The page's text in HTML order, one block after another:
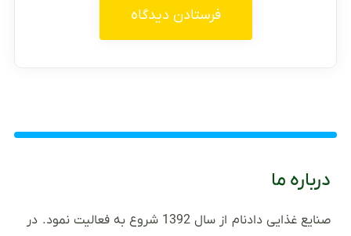
درباره ما
صنایع غذایی دادنام از سال 1392 شروع به فعالیت نمود. در